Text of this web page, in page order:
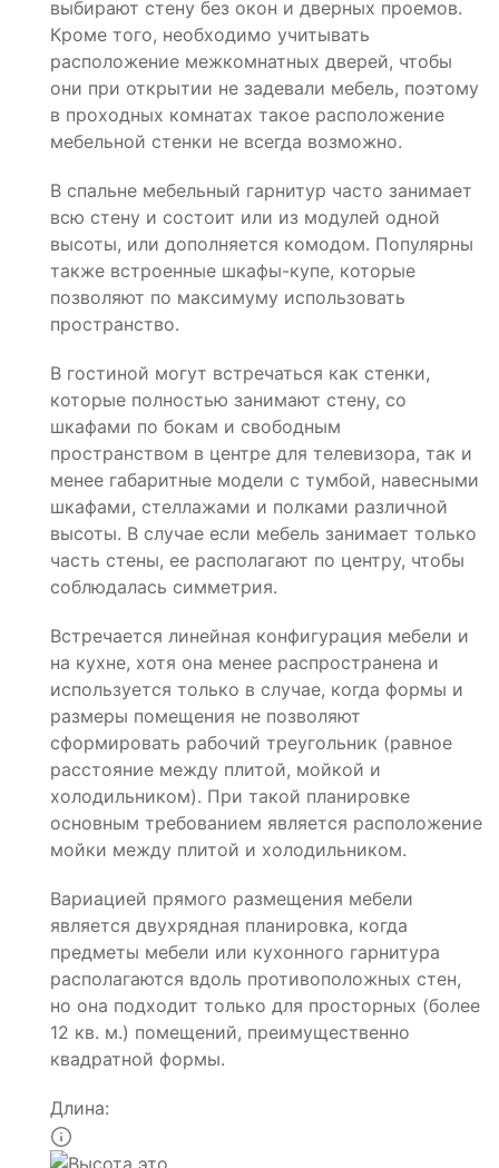
выбирают стену без окон и дверных проемов.
Кроме того, необходимо учитывать
расположение межкомнатных дверей, чтобы
они при открытии не задевали мебель, поэтому
в проходных комнатах такое расположение
мебельной стенки не всегда возможно.
В спальне мебельный гарнитур часто занимает
всю стену и состоит или из модулей одной
высоты, или дополняется комодом. Популярны
также встроенные шкафы-купе, которые
позволяют по максимуму использовать
пространство.
В гостиной могут встречаться как стенки,
которые полностью занимают стену, со
шкафами по бокам и свободным
пространством в центре для телевизора, так и
менее габаритные модели с тумбой, навесными
шкафами, стеллажами и полками различной
высоты. В случае если мебель занимает только
часть стены, ее располагают по центру, чтобы
соблюдалась симметрия.
Встречается линейная конфигурация мебели и
на кухне, хотя она менее распространена и
используется только в случае, когда формы и
размеры помещения не позволяют
сформировать рабочий треугольник (равное
расстояние между плитой, мойкой и
холодильником). При такой планировке
основным требованием является расположение
мойки между плитой и холодильником.
Вариацией прямого размещения мебели
является двухрядная планировка, когда
предметы мебели или кухонного гарнитура
располагаются вдоль противоположных стен,
но она подходит только для просторных (более
12 кв. м.) помещений, преимущественно
квадратной формы.
Длина: